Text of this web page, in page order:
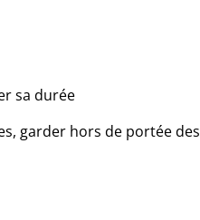
sa durée
garder hors de portée des